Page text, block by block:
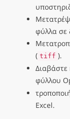
φύλλα σε
( tiff ).
Διαβάστε
φύλλου
Excel.